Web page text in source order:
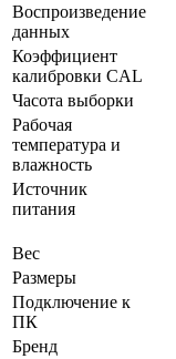
Воспроизведение
данных
Коэффициент
калибровки CAL
Часота выборки
Рабочая
температура и
влажность
Источник
питания
Вес
Размеры
Подключение к
ПК
Бренд